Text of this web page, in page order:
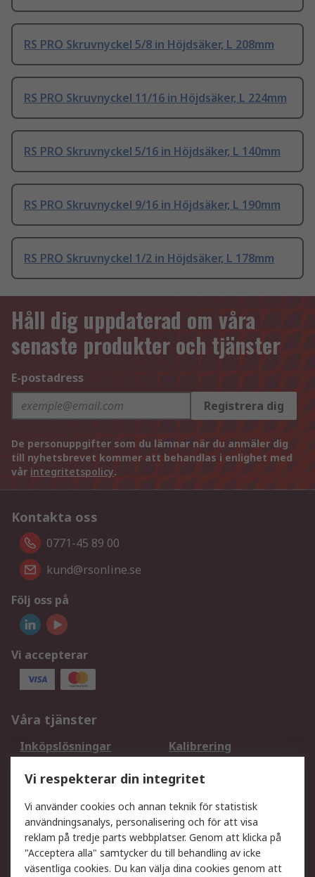
RS PRO Skruvnyckel 5/8 in Höjdsäker, L 208mm
RS PRO Skruvnyckel 11/16 in Höjdsäker, L 224mm
RS PRO Skruvnyckel 5/16 in Höjdsäker, L 140mm
RS PRO Skruvnyckel 9/16 in Höjdsäker, L 190mm
RS PRO Skruvnyckel 1/2 in Höjdsäker, L 178mm
Håll dig uppdaterad om våra
senaste produkter och tjänster
E-postadress
Registrera dig
De personuppgifter som du lämnar när du anmäler dig
till nyhetsbrevet kommer att behandlas i enlighet med
vår integritetspolicy.
Kontakta oss
0771-45 89 00
kund@rsonline.se
Följ oss på
Vi accepterar
Våra tjänster
Inköpslösningar
Kalibrering
DesignSpark
Teknisk Support
Ditt lokala säljteam
Exportlösningar
Support
Få hjälp Retur av varor
Vi respekterar din integritet
Vi använder cookies och annan teknik för statistisk
användningsanalys, personalisering och för att visa
reklam på tredje parts webbplatser. Genom att klicka på
"Acceptera alla" samtycker du till behandling av icke
väsentliga cookies. Du kan välja dina cookies genom att